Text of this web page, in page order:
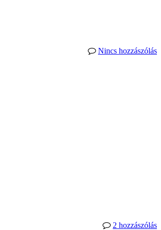
Nincs hozzászólás
2 hozzászólás